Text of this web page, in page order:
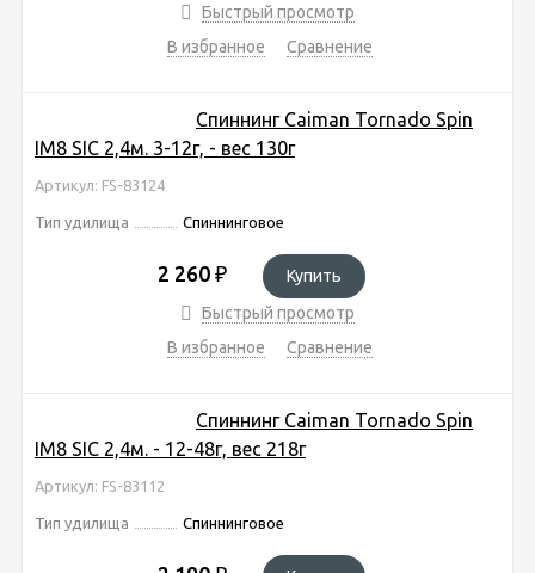
Быстрый просмотр
В избранное
Сравнение
Спиннинг Caiman Tornado Spin
IM8 SIC 2,4м. 3-12г, - вес 130г
Артикул: FS-83124
Тип удилища Спиннинговое
2 260 ₽
Купить
Быстрый просмотр
В избранное
Сравнение
Спиннинг Caiman Tornado Spin
IM8 SIC 2,4м. - 12-48г, вес 218г
Артикул: FS-83112
Тип удилища Спиннинговое